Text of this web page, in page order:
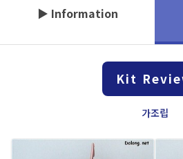
▶ Information
Kit
가조립